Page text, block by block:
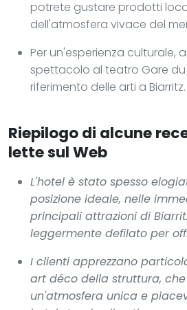
potrete gustare prodotti
dell'atmosfera vivace del
Per un'esperienza culturale,
spettacolo al teatro Gare du
riferimento delle arti a Biarritz.
Riepilogo di alcune
lette sul Web
L'hotel è stato spesso
posizione ideale, nelle
principali attrazioni di
leggermente defilato per
I clienti apprezzano
art déco della struttura,
un'atmosfera unica e